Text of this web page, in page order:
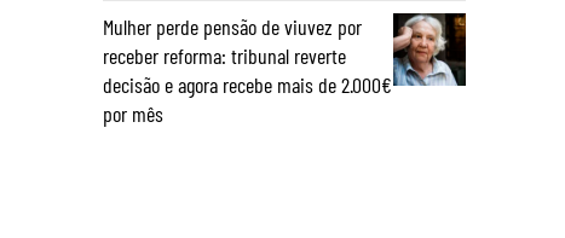
Mulher perde pensão de viuvez por
receber reforma: tribunal reverte
decisão e agora recebe mais de 2.000€
por mês